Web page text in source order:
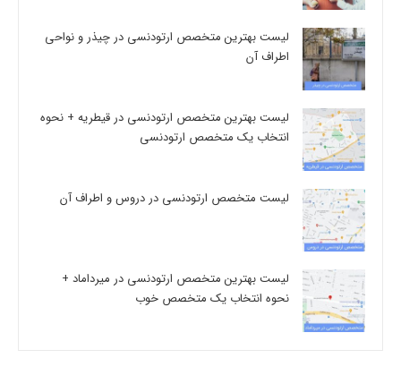
لیست بهترین متخصص ارتودنسی در چیذر و نواحی
اطراف آن
لیست بهترین متخصص ارتودنسی در قیطریه + نحوه
انتخاب یک متخصص ارتودنسی
لیست متخصص ارتودنسی در دروس و اطراف آن
لیست بهترین متخصص ارتودنسی در میرداماد +
نحوه انتخاب یک متخصص خوب